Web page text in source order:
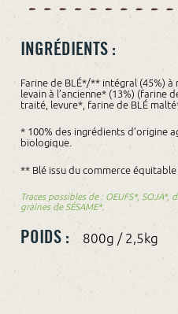
INGRÉDIENTS :
Farine de BLÉ*/** intégral (45%) à
levain à l’ancienne* (13%) (farine
traité, levure*, farine de BLÉ
* 100% des ingrédients d’origine
biologique.
** Blé issu du commerce équitable
Traces possibles de : OEUFS*, SOJA*,
graines de SÉSAME*.
POIDS : 800g / 2,5kg